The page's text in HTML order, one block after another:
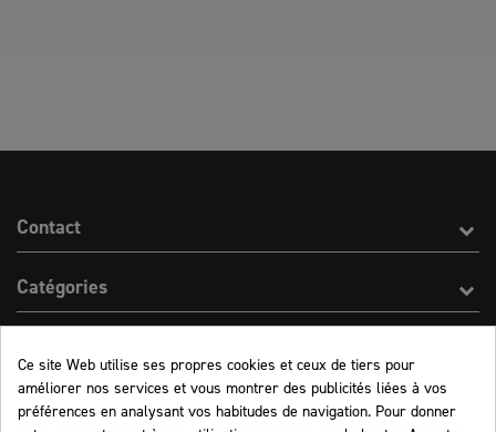
Contact
Catégories
Informations
Ce site Web utilise ses propres cookies et ceux de tiers pour
améliorer nos services et vous montrer des publicités liées à vos
préférences en analysant vos habitudes de navigation. Pour donner